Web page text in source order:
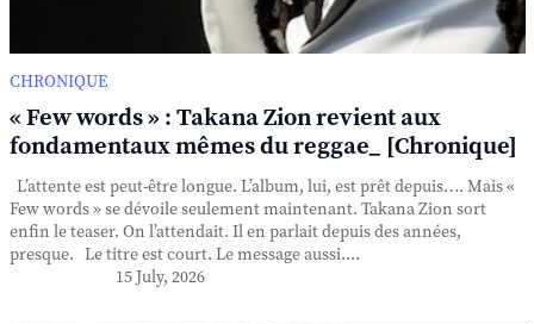
CHRONIQUE
« Few words » : Takana Zion revient aux
fondamentaux mêmes du reggae_ [Chronique]
L’attente est peut-être longue. L’album, lui, est prêt depuis…. Mais «
Few words » se dévoile seulement maintenant. Takana Zion sort
enfin le teaser. On l’attendait. Il en parlait depuis des années,
presque. Le titre est court. Le message aussi....
15 July, 2026